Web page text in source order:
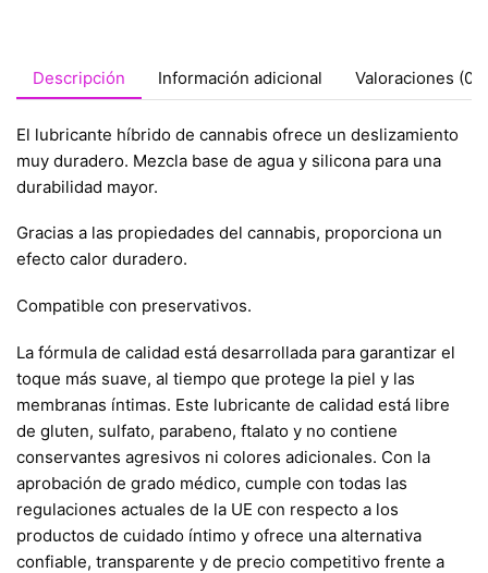
Descripción Información adicional Valoraciones (0)
El lubricante híbrido de cannabis ofrece un deslizamiento
muy duradero. Mezcla base de agua y silicona para una
durabilidad mayor.
Gracias a las propiedades del cannabis, proporciona un
efecto calor duradero.
Compatible con preservativos.
La fórmula de calidad está desarrollada para garantizar el
toque más suave, al tiempo que protege la piel y las
membranas íntimas. Este lubricante de calidad está libre
de gluten, sulfato, parabeno, ftalato y no contiene
conservantes agresivos ni colores adicionales. Con la
aprobación de grado médico, cumple con todas las
regulaciones actuales de la UE con respecto a los
productos de cuidado íntimo y ofrece una alternativa
confiable, transparente y de precio competitivo frente a